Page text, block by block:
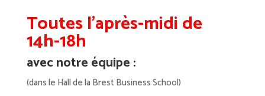
Toutes l’après-midi de
14h-18h
avec notre équipe :
(dans le Hall de la Brest Business School)